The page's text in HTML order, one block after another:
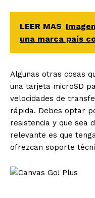
LEER MAS
una marca país
Algunas otras cosas
una tarjeta microSD
velocidades de
rápida. Debes optar
resistencia y que sea
relevante es que
ofrezcan soporte